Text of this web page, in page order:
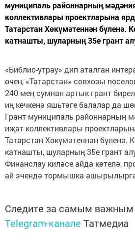
муниципаль районнарның
коллективлары проектларына
Татарстан Хөкүмәтеннән бүленә.
катнашты, шуларның 35е грант
«Библио-утрау» дип аталган
өчен, «Татарстан» совхозы
240 мең сумнан артык грант
иң кечкенә яшьтәге балалар да
Грант муниципаль районнарның
иҗат коллективлары
Татарстан Хөкүмәтеннән бүленә.
катнашты, шуларның 35е грант
Финанслау киләсе айда көтелә,
ай эчендә тормышка
Следите за самым важным
Telegram-канале Татмедиа